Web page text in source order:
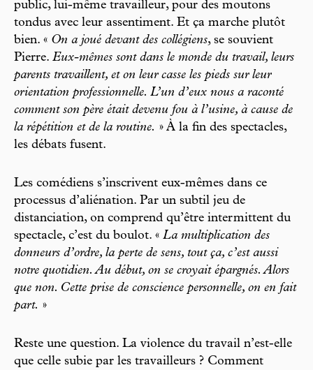
public, lui-même travailleur, pour des moutons
tondus avec leur assentiment. Et ça marche plutôt
bien. « On a joué devant des collégiens, se souvient
Pierre. Eux-mêmes sont dans le monde du travail, leurs
parents travaillent, et on leur casse les pieds sur leur
orientation professionnelle. L’un d’eux nous a raconté
comment son père était devenu fou à l’usine, à cause de
la répétition et de la routine. » À la fin des spectacles,
les débats fusent.
Les comédiens s’inscrivent eux-mêmes dans ce
processus d’aliénation. Par un subtil jeu de
distanciation, on comprend qu’être intermittent du
spectacle, c’est du boulot. « La multiplication des
donneurs d’ordre, la perte de sens, tout ça, c’est aussi
notre quotidien. Au début, on se croyait épargnés. Alors
que non. Cette prise de conscience personnelle, on en fait
part. »
Reste une question. La violence du travail n’est-elle
que celle subie par les travailleurs ? Comment